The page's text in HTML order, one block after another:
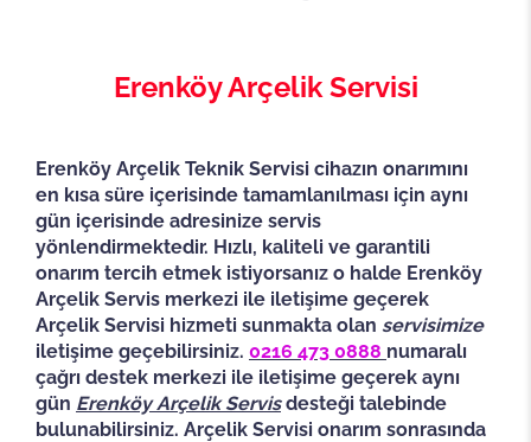
Erenköy Arçelik Servisi
Erenköy Arçelik Teknik Servisi cihazın onarımını
en kısa süre içerisinde tamamlanılması için aynı
gün içerisinde adresinize servis
yönlendirmektedir. Hızlı, kaliteli ve garantili
onarım tercih etmek istiyorsanız o halde Erenköy
Arçelik Servis merkezi ile iletişime geçerek
Arçelik Servisi hizmeti sunmakta olan servisimize
iletişime geçebilirsiniz. 0216 473 0888 numaralı
çağrı destek merkezi ile iletişime geçerek aynı
gün ErenköyArçelik Servisdesteği talebinde
bulunabilirsiniz. Arçelik Servisi onarım sonrasında